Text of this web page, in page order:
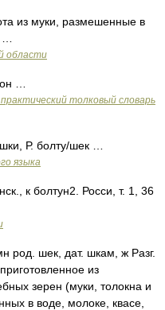
из муки, размешенные в
области
…
толковый словарь
Р. болту/шек …
языка
к болтун2. Росси, т. 1, 36
шек, дат. шкам, ж Разг.
из
зерен (муки, толокна и
в воде, молоке, квасе,